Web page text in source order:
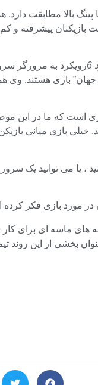
پینگ بالا مطابقت
پیشرفته و کم
رویکرد به مرورگر
بازی هستند. وی
که ما در این
خیلی بازی میانی
می توانید یک سرور
های ماسه ای برای کار
بخشی از این روند تیم